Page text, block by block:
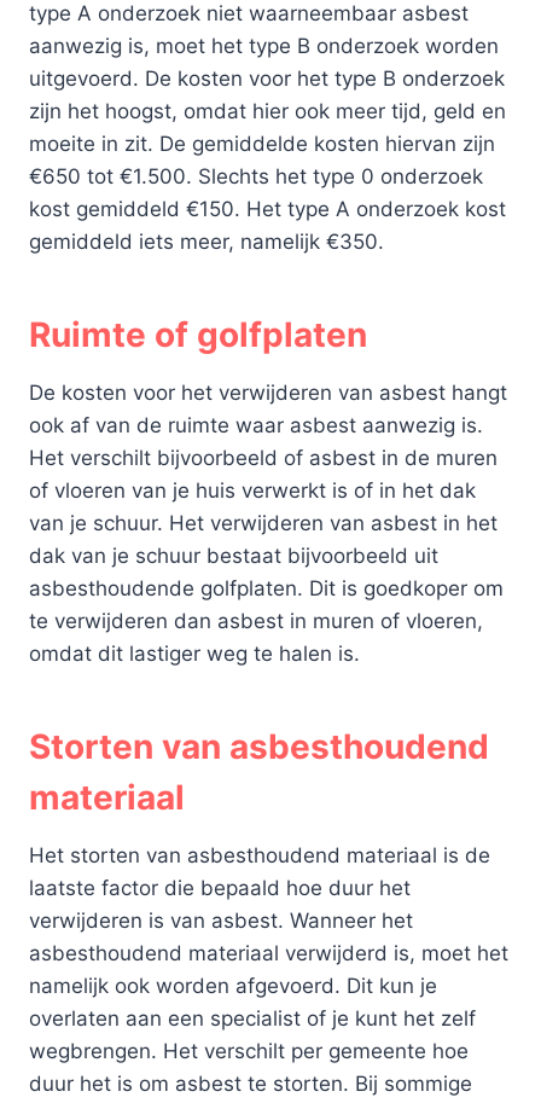
type A onderzoek niet waarneembaar asbest
aanwezig is, moet het type B onderzoek worden
uitgevoerd. De kosten voor het type B onderzoek
zijn het hoogst, omdat hier ook meer tijd, geld en
moeite in zit. De gemiddelde kosten hiervan zijn
€650 tot €1.500. Slechts het type 0 onderzoek
kost gemiddeld €150. Het type A onderzoek kost
gemiddeld iets meer, namelijk €350.
Ruimte of golfplaten
De kosten voor het verwijderen van asbest hangt
ook af van de ruimte waar asbest aanwezig is.
Het verschilt bijvoorbeeld of asbest in de muren
of vloeren van je huis verwerkt is of in het dak
van je schuur. Het verwijderen van asbest in het
dak van je schuur bestaat bijvoorbeeld uit
asbesthoudende golfplaten. Dit is goedkoper om
te verwijderen dan asbest in muren of vloeren,
omdat dit lastiger weg te halen is.
Storten van asbesthoudend
materiaal
Het storten van asbesthoudend materiaal is de
laatste factor die bepaald hoe duur het
verwijderen is van asbest. Wanneer het
asbesthoudend materiaal verwijderd is, moet het
namelijk ook worden afgevoerd. Dit kun je
overlaten aan een specialist of je kunt het zelf
wegbrengen. Het verschilt per gemeente hoe
duur het is om asbest te storten. Bij sommige